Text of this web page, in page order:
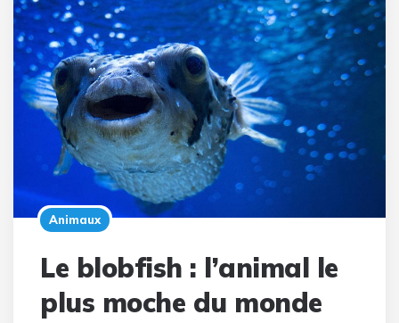
Animaux
Le blobfish : l’animal le
plus moche du monde